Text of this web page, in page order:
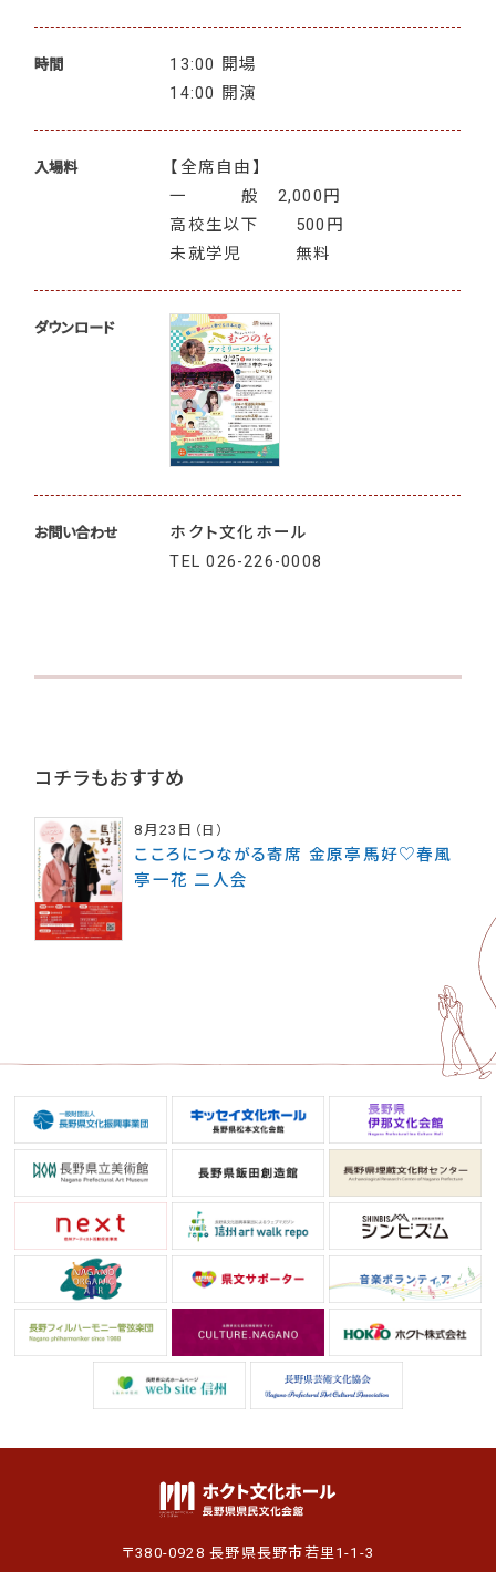
時間
13:00 開場
14:00 開演
入場料
【全席自由】
一 般 2,000円
高校生以下 500円
未就学児 無料
ダウンロード
お問い合わせ
ホクト文化ホール
TEL026-226-0008
コチラもおすすめ
8月23日 （日）
こころにつながる寄席 金原亭馬好♡春風
亭一花 二人会
〒380-0928 長野県長野市若里1-1-3